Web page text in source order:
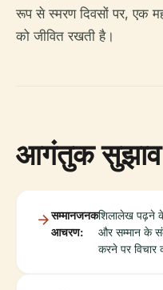
रूप से स्मरण दिवसों पर, एक
को जीवित रखती है।
आगंतुक सुझाव
सम्मानजनक
आचरण:
शिलालेख पढ़ने
और सम्मान के
करने पर विचार